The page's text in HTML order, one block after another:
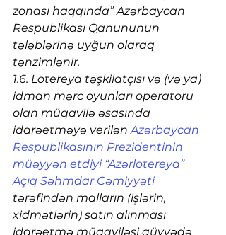
zonası haqqında” Azərbaycan
Respublikası Qanununun
tələblərinə uyğun olaraq
tənzimlənir.
1.6. Lotereya təşkilatçısı və (və ya)
idman mərc oyunları operatoru
olan müqavilə əsasında
idarəetməyə verilən Azərbaycan
Respublikasının Prezidentinin
müəyyən etdiyi “Azərlotereya”
Açıq Səhmdar Cəmiyyəti
tərəfindən malların (işlərin,
xidmətlərin) satın alınması
idarəetmə müqaviləsi qüvvədə